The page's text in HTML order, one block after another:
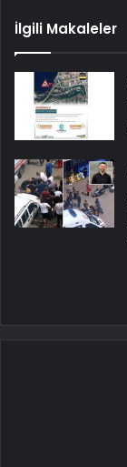
İlgili Makaleler